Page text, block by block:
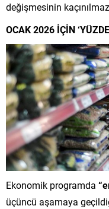
değişmesinin
OCAK 2026 İÇİN
Ekonomik programda
üçüncü aşamaya